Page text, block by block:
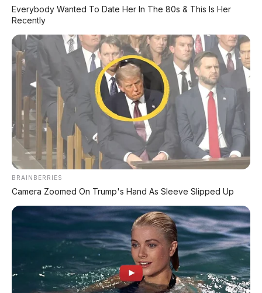
PROMO TERBATAS!
Voucher Belanja Rp 100.000
*Klik untuk klaim di marketplace pilihanmu
AMBIL >
Everybody Wanted To Date Her In The 80s & This Is Her
Recently
BRAINBERRIES
Camera Zoomed On Trump's Hand As Sleeve Slipped Up